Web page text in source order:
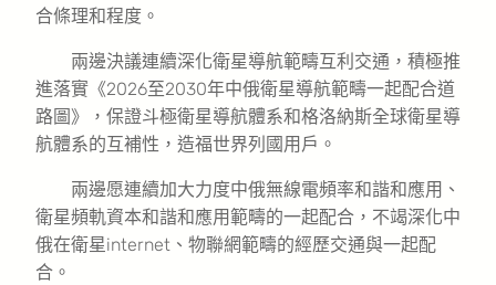
合條理和程度。
兩邊決議連續深化衛星導航範疇互利交通，積極推
進落實《2026至2030年中俄衛星導航範疇一起配合道
路圖》，保證斗極衛星導航體系和格洛納斯全球衛星導
航體系的互補性，造福世界列國用戶。
兩邊愿連續加大力度中俄無線電頻率和諧和應用、
衛星頻軌資本和諧和應用範疇的一起配合，不竭深化中
俄在衛星internet、物聯網範疇的經歷交通與一起配
合。